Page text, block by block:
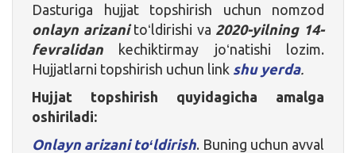
Dasturiga hujjat topshirish uchun nomzod
onlayn arizanitoʻldirishi va 2020-yilning 14-
fevralidan kechiktirmay joʻnatishi lozim.
Hujjatlarni topshirish uchun link shu yerda.
Hujjat topshirish quyidagicha amalga
oshiriladi:
Onlayn arizani toʻldirish. Buning uchun avval